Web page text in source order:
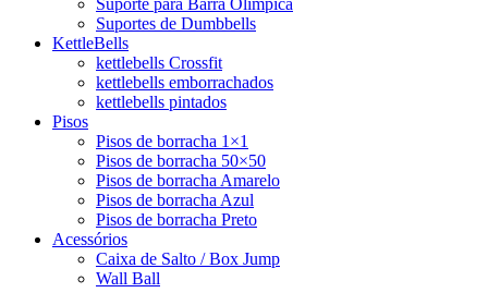
Suporte para Barra Olímpica
Suportes de Dumbbells
KettleBells
kettlebells Crossfit
kettlebells emborrachados
kettlebells pintados
Pisos
Pisos de borracha 1×1
Pisos de borracha 50×50
Pisos de borracha Amarelo
Pisos de borracha Azul
Pisos de borracha Preto
Acessórios
Caixa de Salto / Box Jump
Wall Ball